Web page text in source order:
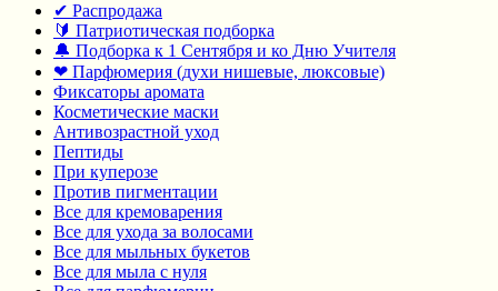
✔ Распродажа
🔰 Патриотическая подборка
🔔 Подборка к 1 Сентября и ко Дню Учителя
❤ Парфюмерия (духи нишевые, люксовые)
Фиксаторы аромата
Косметические маски
Антивозрастной уход
Пептиды
При куперозе
Против пигментации
Все для кремоварения
Все для ухода за волосами
Все для мыльных букетов
Все для мыла с нуля